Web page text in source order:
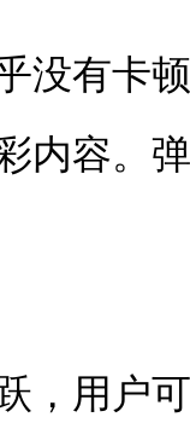
没有卡
内容。
，用户